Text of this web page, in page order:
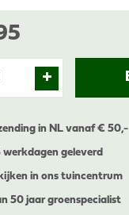
in NL vanaf € 50,-
werkdagen geleverd
in ons tuincentrum
50 jaar groenspecialist